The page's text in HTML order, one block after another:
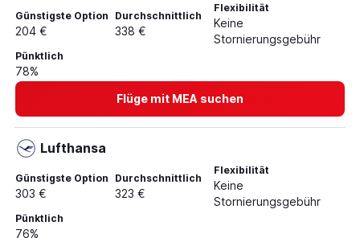
Günstigste Option
204 €
Durchschnittlich
338 €
Flexibilität
Keine
Stornierungsgebühr
Pünktlich
78%
Flüge mit MEA suchen
Lufthansa
Günstigste Option
303 €
Durchschnittlich
323 €
Flexibilität
Keine
Stornierungsgebühr
Pünktlich
76%